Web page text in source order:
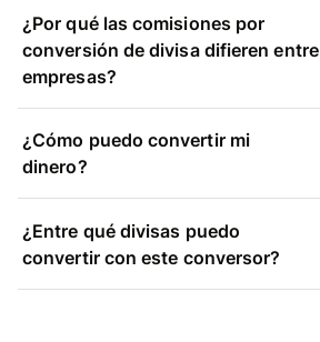
¿Por qué las comisiones por
conversión de divisa difieren entre
empresas?
¿Cómo puedo convertir mi
dinero?
¿Entre qué divisas puedo
convertir con este conversor?